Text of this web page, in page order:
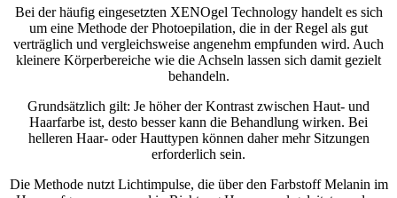
Bei der häufig eingesetzten XENOgel Technology handelt es sich
um eine Methode der Photoepilation, die in der Regel als gut
verträglich und vergleichsweise angenehm empfunden wird. Auch
kleinere Körperbereiche wie die Achseln lassen sich damit gezielt
behandeln.
Grundsätzlich gilt: Je höher der Kontrast zwischen Haut- und
Haarfarbe ist, desto besser kann die Behandlung wirken. Bei
helleren Haar- oder Hauttypen können daher mehr Sitzungen
erforderlich sein.
Die Methode nutzt Lichtimpulse, die über den Farbstoff Melanin im